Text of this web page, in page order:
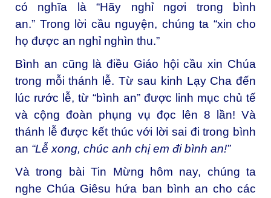
có nghĩa là “Hãy nghỉ ngơi trong bình
an.” Trong lời cầu nguyện, chúng ta “xin cho
họ được an nghỉ nghìn thu.”
Bình an cũng là điều Giáo hội cầu xin Chúa
trong mỗi thánh lễ. Từ sau kinh Lạy Cha đến
lúc rước lễ, từ “bình an” được linh mục chủ tế
và cộng đoàn phụng vụ đọc lên 8 lần! Và
thánh lễ được kết thúc với lời sai đi trong bình
an “Lễ xong, chúc anh chị em đi bình an!”
Và trong bài Tin Mừng hôm nay, chúng ta
nghe Chúa Giêsu hứa ban bình an cho các